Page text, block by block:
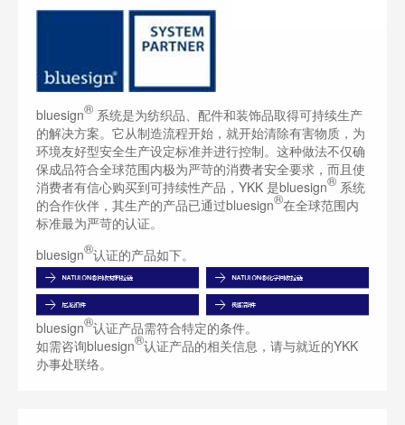
bluesign® 系统是为纺织品、配件和装饰品取得可持续生产
的解决方案。它从制造流程开始，就开始清除有害物质，为
环境友好型安全生产设定标准并进行控制。这种做法不仅确
保成品符合全球范围内极为严苛的消费者安全要求，而且使
消费者有信心购买到可持续性产品，YKK 是bluesign® 系统
的合作伙伴，其生产的产品已通过bluesign®在全球范围内
标准最为严苛的认证。
bluesign®认证的产品如下。
bluesign®认证产品需符合特定的条件。
如需咨询bluesign®认证产品的相关信息，请与就近的YKK
办事处联络。